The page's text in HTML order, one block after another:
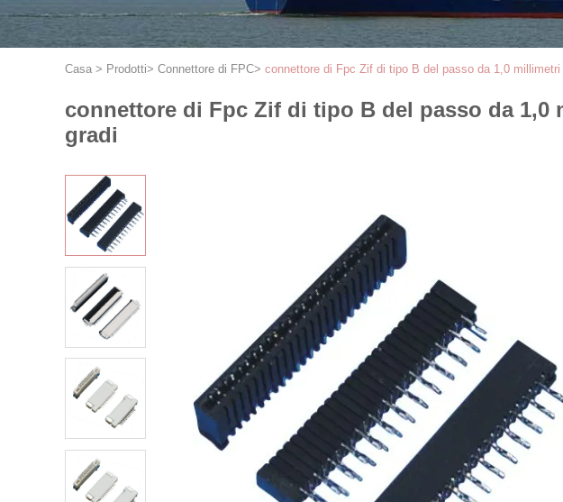
Casa > Prodotti> Connettore di FPC> connettore di Fpc Zif di tipo B del passo da 1,0
connettore di Fpc Zif di tipo B del passo da
gradi